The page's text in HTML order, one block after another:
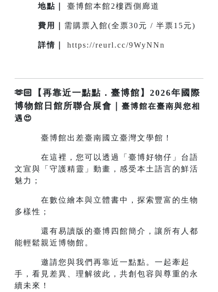
地點 臺博館本館2樓西側廊道
費用｜ 需購票入館(全票30元 / 半票15元)
詳情 https://reurl.cc/9WyNNn
🫶🏻【再靠近一點點．臺博館】2026年國際
博物館日館所聯合展會｜ 臺博館在臺南與您相
遇😍
臺博館出差臺南國立臺灣文學館！
在這裡，您可以透過「臺博好物仔」台語
文宣與「守護精靈」動畫，感受本土語言的鮮活
魅力；
在數位繪本與立體書中，探索豐富的生物
多樣性；
還有易讀版的臺博四館簡介，讓所有人都
能輕鬆親近博物館。
邀請您與我們再靠近一點點。一起牽起
手，看見差異、理解彼此，共創包容與尊重的永
續未來！